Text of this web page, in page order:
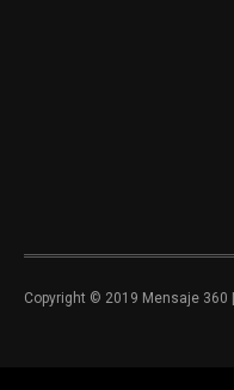
Copyright © 2019 Mensaje 360